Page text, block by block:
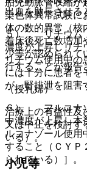
胎児動脈管収縮が
染色体異常試験に
体の数的異常（核
着床後死亡数増加
少等が認められて
行することが報告
（授乳婦）
治療上の有益性及
又は中止を検討す
いる）。
小児等
出血を助長させる
５）． リチウム
濃度が上昇しリチ
リチウム使用中の
には十分に患者を
が、腎排泄を阻害
６）． フルコナ
中濃度が上昇し本
ルコナゾール使用
すること（ＣＹＰ
られている）］。